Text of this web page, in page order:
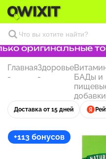
оригинальные
Главная
-
Здоровье
-
БАДы и
добавки
Доставка от 15 дней
+113 бонусов